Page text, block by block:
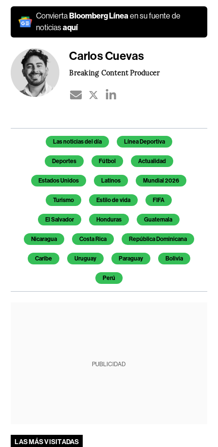
ConviertaBloomberg Líneaen su fuente de
noticiasaquí
Carlos Cuevas
Breaking Content Producer
Temas de este artículo
Las noticias del día Línea Deportiva
Deportes Fútbol Actualidad
Estados Unidos Latinos Mundial 2026
Turismo Estilo de vida FIFA
El Salvador Honduras Guatemala
Nicaragua Costa Rica República Dominicana
Caribe Uruguay Paraguay Bolivia
Perú
PUBLICIDAD
LAS MÁS VISITADAS